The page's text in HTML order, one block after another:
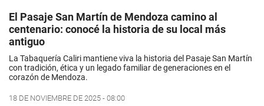
El Pasaje San Martín de Mendoza camino al
centenario: conocé la historia de su local más
antiguo
La Tabaquería Caliri mantiene viva la historia del Pasaje San Martín
con tradición, ética y un legado familiar de generaciones en el
corazón de Mendoza.
18 DE NOVIEMBRE DE 2025 - 08:00